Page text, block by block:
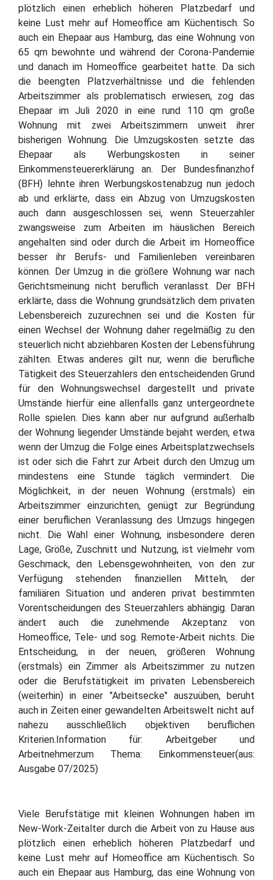
plötzlich einen erheblich höheren Platzbedarf und
keine Lust mehr auf Homeoffice am Küchentisch. So
auch ein Ehepaar aus Hamburg, das eine Wohnung von
65 qm bewohnte und während der Corona-Pandemie
und danach im Homeoffice gearbeitet hatte. Da sich
die beengten Platzverhältnisse und die fehlenden
Arbeitszimmer als problematisch erwiesen, zog das
Ehepaar im Juli 2020 in eine rund 110 qm große
Wohnung mit zwei Arbeitszimmern unweit ihrer
bisherigen Wohnung. Die Umzugskosten setzte das
Ehepaar als Werbungskosten in seiner
Einkommensteuererklärung an. Der Bundesfinanzhof
(BFH) lehnte ihren Werbungskostenabzug nun jedoch
ab und erklärte, dass ein Abzug von Umzugskosten
auch dann ausgeschlossen sei, wenn Steuerzahler
zwangsweise zum Arbeiten im häuslichen Bereich
angehalten sind oder durch die Arbeit im Homeoffice
besser ihr Berufs- und Familienleben vereinbaren
können. Der Umzug in die größere Wohnung war nach
Gerichtsmeinung nicht beruflich veranlasst. Der BFH
erklärte, dass die Wohnung grundsätzlich dem privaten
Lebensbereich zuzurechnen sei und die Kosten für
einen Wechsel der Wohnung daher regelmäßig zu den
steuerlich nicht abziehbaren Kosten der Lebensführung
zählten. Etwas anderes gilt nur, wenn die berufliche
Tätigkeit des Steuerzahlers den entscheidenden Grund
für den Wohnungswechsel dargestellt und private
Umstände hierfür eine allenfalls ganz untergeordnete
Rolle spielen. Dies kann aber nur aufgrund außerhalb
der Wohnung liegender Umstände bejaht werden, etwa
wenn der Umzug die Folge eines Arbeitsplatzwechsels
ist oder sich die Fahrt zur Arbeit durch den Umzug um
mindestens eine Stunde täglich vermindert. Die
Möglichkeit, in der neuen Wohnung (erstmals) ein
Arbeitszimmer einzurichten, genügt zur Begründung
einer beruflichen Veranlassung des Umzugs hingegen
nicht. Die Wahl einer Wohnung, insbesondere deren
Lage, Größe, Zuschnitt und Nutzung, ist vielmehr vom
Geschmack, den Lebensgewohnheiten, von den zur
Verfügung stehenden finanziellen Mitteln, der
familiären Situation und anderen privat bestimmten
Vorentscheidungen des Steuerzahlers abhängig. Daran
ändert auch die zunehmende Akzeptanz von
Homeoffice, Tele- und sog. Remote-Arbeit nichts. Die
Entscheidung, in der neuen, größeren Wohnung
(erstmals) ein Zimmer als Arbeitszimmer zu nutzen
oder die Berufstätigkeit im privaten Lebensbereich
(weiterhin) in einer "Arbeitsecke" auszuüben, beruht
auch in Zeiten einer gewandelten Arbeitswelt nicht auf
nahezu ausschließlich objektiven beruflichen
Kriterien.Information für: Arbeitgeber und
Arbeitnehmerzum Thema: Einkommensteuer(aus:
Ausgabe 07/2025)
Viele Berufstätige mit kleinen Wohnungen haben im
New-Work-Zeitalter durch die Arbeit von zu Hause aus
plötzlich einen erheblich höheren Platzbedarf und
keine Lust mehr auf Homeoffice am Küchentisch. So
auch ein Ehepaar aus Hamburg, das eine Wohnung von